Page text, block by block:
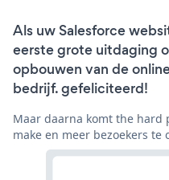
Als uw Salesforce
eerste grote uitdaging
opbouwen van de
bedrijf. gefeliciteerd!
Maar daarna komt the hard
make en meer bezoekers te